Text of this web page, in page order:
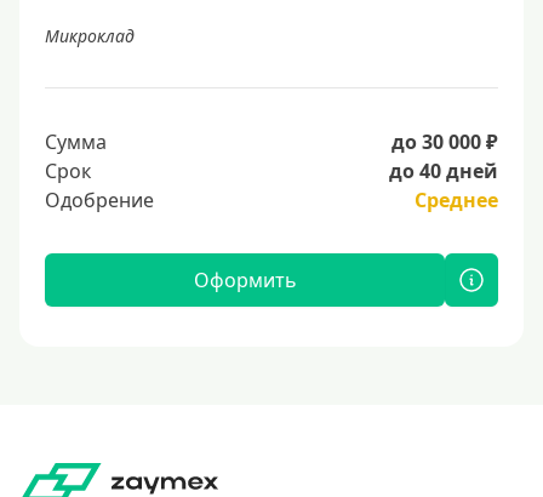
Микроклад
Сумма
до 30 000 ₽
Срок
до 40 дней
Одобрение
Среднее
Оформить